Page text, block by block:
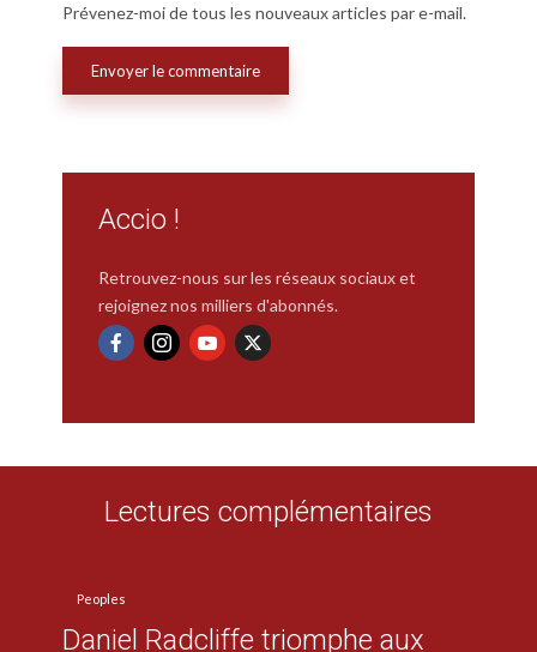
Prévenez-moi de tous les nouveaux articles par e-mail.
Accio !
Retrouvez-nous sur les réseaux sociaux et
rejoignez nos milliers d'abonnés.
Lectures complémentaires
Peoples
Daniel Radcliffe triomphe aux